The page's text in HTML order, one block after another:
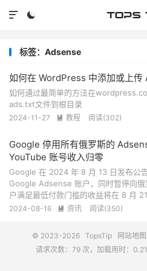


标签：Adsense
如何在 WordPress 中添加或上
如何通过最简单的方法在
ads.txt文件到根目录
2024-11-27  教程 阅读(302)
Google 停用所有俄罗斯的
YouTube 账号收入归零
Google 在 2024 年 8 月 13 日发布公
Google Adsense 账户，同时暂停向
户满足最低付款门槛的收益将在 8 月
2024-08-16  资讯 阅读(350)
© 2023-2026 TopsTip 网站地图
请求次数：79 次，加载用时：